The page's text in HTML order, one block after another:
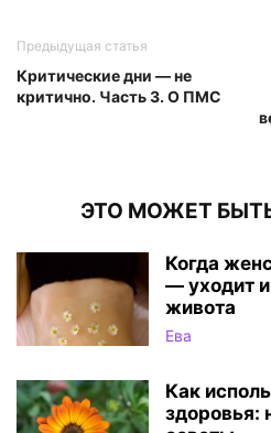
Предыдущая статья
Критические дни — не
критично. Часть 3. О ПМС
ЭТО МОЖЕТ
Когда
— уходит
живота
Ева
Как
здоровья: